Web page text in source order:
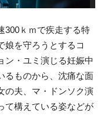
300ｋｍで疾走する特
娘を守ろうとするコ
ン・ユミ演じる妊娠中
るものから、沈痛な面
の夫、マ・ドンソク演
て構えている姿などが